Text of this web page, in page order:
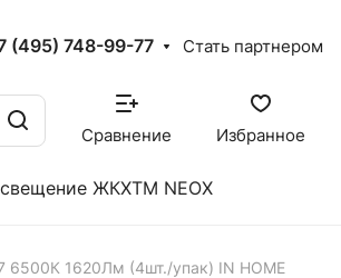
(495) 748-99-77 Стать партнером
Сравнение Избранное
ЖКХTM NEOX
6500К 1620Лм (4шт./упак) IN HOME